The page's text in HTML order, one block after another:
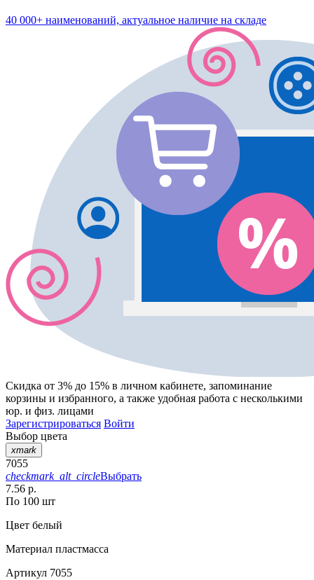
40 000+ наименований, актуальное наличие на складе
Скидка от 3% до 15% в личном кабинете, запоминание
корзины и избранного, а также удобная работа с несколькими
юр. и физ. лицами
Зарегистрироваться Войти
Выбор цвета
xmark
7055
checkmark_alt_circleВыбрать
7.56 р.
По 100 шт
Цвет белый
Материал пластмасса
Артикул 7055